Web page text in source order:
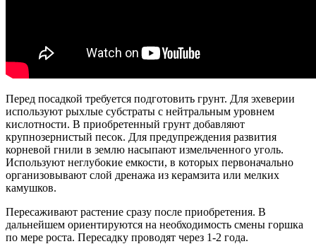
Перед посадкой требуется подготовить грунт. Для эхеверии
используют рыхлые субстраты с нейтральным уровнем
кислотности. В приобретенный грунт добавляют
крупнозернистый песок. Для предупреждения развития
корневой гнили в землю насыпают измельченного уголь.
Используют неглубокие емкости, в которых первоначально
организовывают слой дренажа из керамзита или мелких
камушков.
Пересаживают растение сразу после приобретения. В
дальнейшем ориентируются на необходимость смены горшка
по мере роста. Пересадку проводят через 1-2 года.